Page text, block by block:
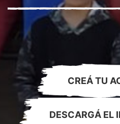
CREÁ TU
DESCARGÁ EL